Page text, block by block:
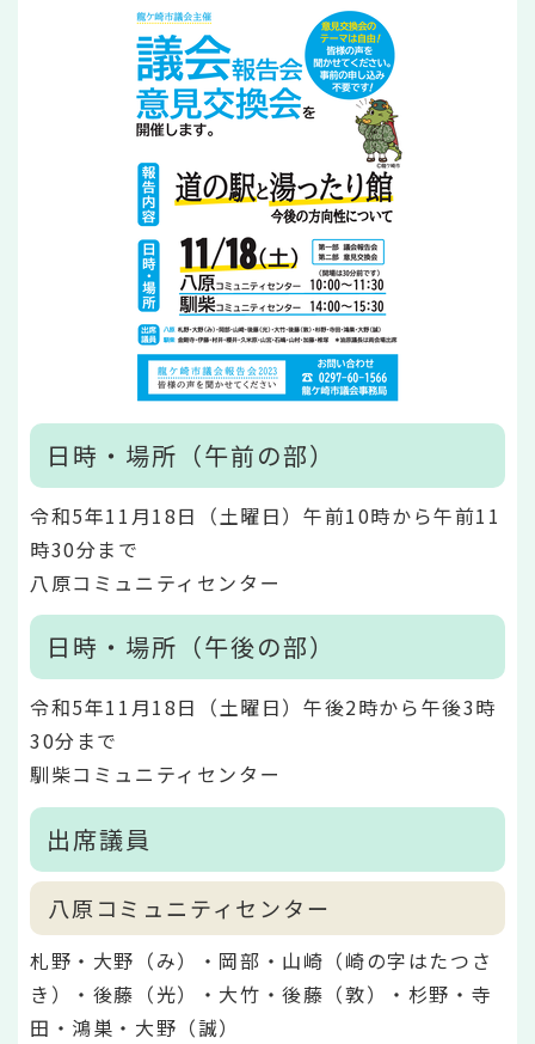
日時・場所（午前の部）
令和5年11月18日（土曜日）午前10時から午前11
時30分まで
八原コミュニティセンター
日時・場所（午後の部）
令和5年11月18日（土曜日）午後2時から午後3時
30分まで
馴柴コミュニティセンター
出席議員
八原コミュニティセンター
札野・大野（み）・岡部・山崎（崎の字はたつさ
き）・後藤（光）・大竹・後藤（敦）・杉野・寺
田・鴻巣・大野（誠）